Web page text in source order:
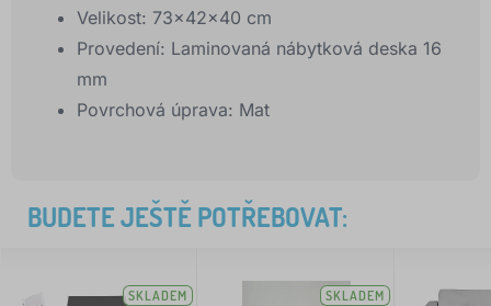
Velikost: 73x42x40 cm
Provedení: Laminovaná nábytková deska 16
mm
Povrchová úprava: Mat
BUDETE JEŠTĚ POTŘEBOVAT:
SKLADEM SKLADEM